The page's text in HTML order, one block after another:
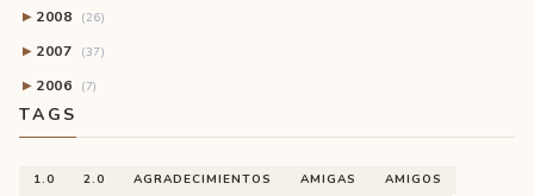
▶ 2008 (26)
▶ 2007 (37)
▶ 2006 (7)
TAGS
1.0 2.0 AGRADECIMIENTOS AMIGAS
AMIGOS